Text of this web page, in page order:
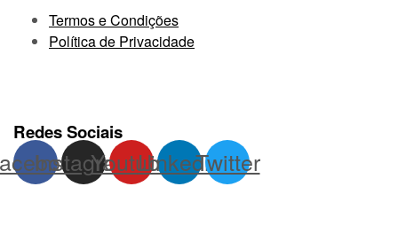
Termos e Condições
Política de Privacidade
Redes Sociais
InstagramYoutubeLinkedinTwitter